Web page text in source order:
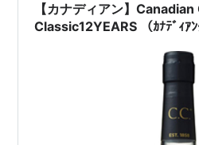
【カナディアン】
Classic12YEARS （ｶﾅﾃﾞｨｱﾝ